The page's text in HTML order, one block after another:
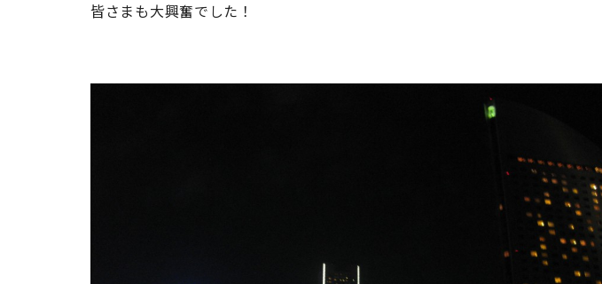
皆さまも大興奮でした！